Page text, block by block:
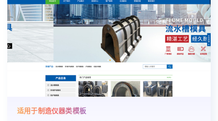
适用于制造仪器类模板